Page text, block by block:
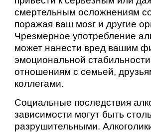
смертельным осложнениям
поражая ваш мозг и другие
Чрезмерное употребление
может нанести вред вашим
эмоциональной
отношениям с семьей,
коллегами.
Социальные последствия
зависимости могут быть
разрушительными.